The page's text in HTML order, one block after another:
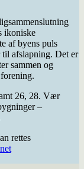
ikoniske
af byens puls
afslapning. Det er
sammen og
26, 28. Vær
–
rettes